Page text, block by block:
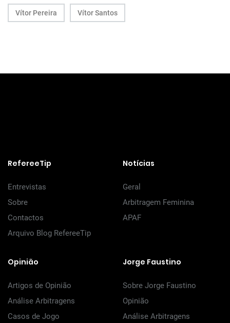
Vítor Pereira Vítor Santos
RefereeTip
Entrevistas
Sobre
Contactos
Arquivo Blog RefereeTip
Notícias
Geral
Arbitragem Feminina
APAF
Opinião
Artigos de Opinião
Análise Arbitragens
Casos de Jogo
Jorge Faustino
Sobre Jorge Faustino
Opinião
Análise Arbitragens